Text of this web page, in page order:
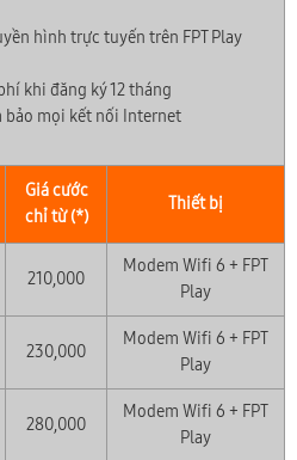
hình trực tuyến trên FPT Play
khi đăng ký 12 tháng
bảo mọi kết nối Internet
Giá cước
chỉ từ (*)
Thiết bị
210,000
Modem Wifi 6 + FPT
Play
230,000
Modem Wifi 6 + FPT
Play
280,000
Modem Wifi 6 + FPT
Play